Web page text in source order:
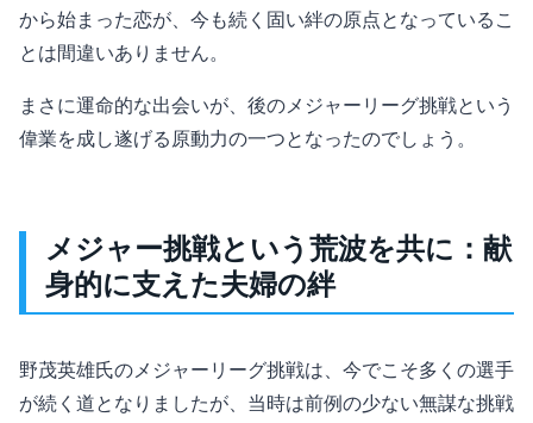
から始まった恋が、今も続く固い絆の原点となっているこ
とは間違いありません。
まさに運命的な出会いが、後のメジャーリーグ挑戦という
偉業を成し遂げる原動力の一つとなったのでしょう。
メジャー挑戦という荒波を共に：献
身的に支えた夫婦の絆
野茂英雄氏のメジャーリーグ挑戦は、今でこそ多くの選手
が続く道となりましたが、当時は前例の少ない無謀な挑戦